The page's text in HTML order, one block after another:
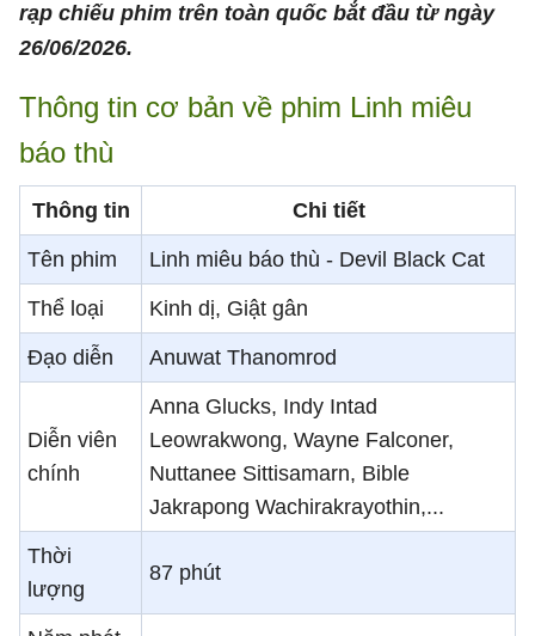
rạp chiếu phim trên toàn quốc bắt đầu từ ngày
26/06/2026.
Thông tin cơ bản về phim Linh miêu
báo thù
Thông tin Chi tiết
Tên phim Linh miêu báo thù - Devil Black Cat
Thể loại Kinh dị, Giật gân
Đạo diễn Anuwat Thanomrod
Diễn viên
chính
Anna Glucks, Indy Intad
Leowrakwong, Wayne Falconer,
Nuttanee Sittisamarn, Bible
Jakrapong Wachirakrayothin,...
Thời
lượng
87 phút